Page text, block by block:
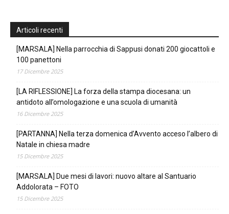
Articoli recenti
[MARSALA] Nella parrocchia di Sappusi donati 200 giocattoli e
100 panettoni
17 Dicembre 2025
[LA RIFLESSIONE] La forza della stampa diocesana: un
antidoto all’omologazione e una scuola di umanità
16 Dicembre 2025
[PARTANNA] Nella terza domenica d’Avvento acceso l’albero di
Natale in chiesa madre
15 Dicembre 2025
[MARSALA] Due mesi di lavori: nuovo altare al Santuario
Addolorata – FOTO
15 Dicembre 2025